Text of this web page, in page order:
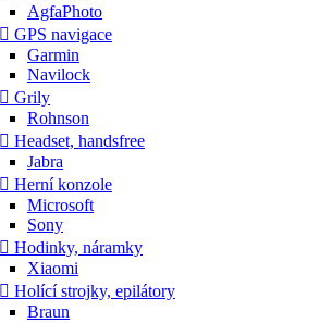
AgfaPhoto
 GPS navigace
Garmin
Navilock
 Grily
Rohnson
 Headset, handsfree
Jabra
 Herní konzole
Microsoft
Sony
 Hodinky, náramky
Xiaomi
 Holící strojky, epilátory
Braun